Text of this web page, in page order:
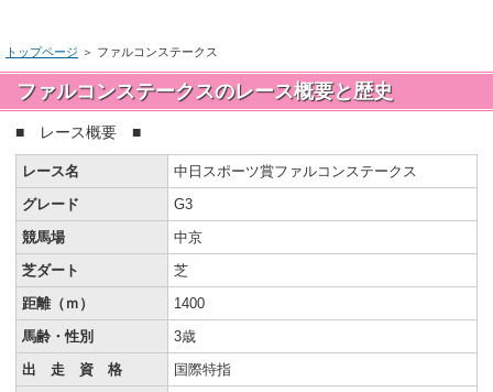
トップページ ＞ ファルコンステークス
ファルコンステークスのレース概要と歴史
■ レース概要 ■
レース名
中日スポーツ賞ファルコンステークス
グレード
G3
競馬場
中京
芝ダート
芝
距離（ｍ）
1400
馬齢・性別
3歳
出 走 資 格
国際特指